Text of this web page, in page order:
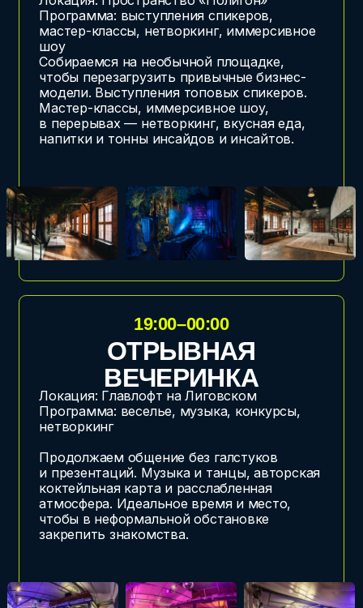
8 ИЮЛЯ, СРЕДА
ДЕНЬ 3
11:00–14:00
комфортабельном теплоходе. Только
свежий бриз и кулуарные обсуждения.
Подводим итоги форума, обедаем и
делаем крутые фотографии на фоне
исторических фасадов.
Локация: Теплоход на каналах и Неве
АФТЕПАТИ НА
КОРАБЛЕ
ВАС НАКОРМИТ